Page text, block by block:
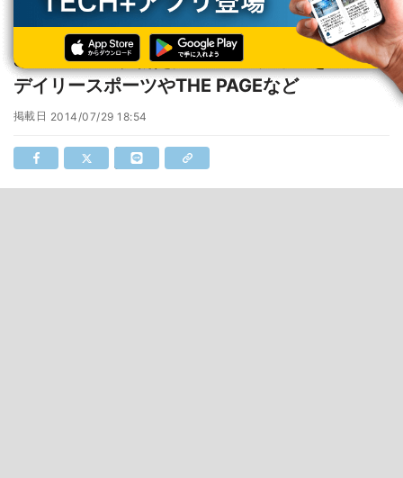
SmartNews、新たに4つのメディアを追加 - デイリースポーツやTHE PAGEな
SmartNews、新たに4つのメディアを追加 -
デイリースポーツやTHE PAGEなど
掲載日 2014/07/29 18:54